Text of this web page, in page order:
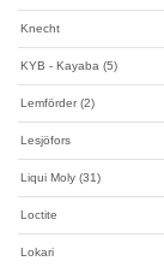
Knecht
KYB - Kayaba (5)
Lemförder (2)
Lesjöfors
Liqui Moly (31)
Loctite
Lokari